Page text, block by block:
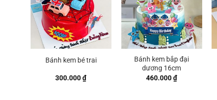
Bánh kem bé trai
300.000₫
Bánh kem bắp đại
dương 16cm
460.000₫